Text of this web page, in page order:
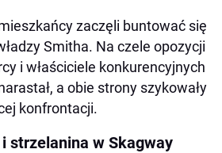
zaczęli buntować się
Smitha. Na czele opozycji
i właściciele konkurencyjnych
a obie strony szykowały
konfrontacji.
strzelanina w Skagway